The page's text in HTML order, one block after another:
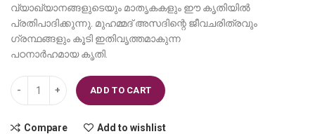
വ്യാഖ്യാനങ്ങളുടെയും മാതൃകകളും ഈ കൃതിയിൽ
പ്രതിപാദിക്കുന്നു. മുഹമ്മദ് അസദിന്റെ ജീവചരിത്രവും
ഗ്രന്ഥങ്ങളും കൂടി ഇതിവൃത്തമാകുന്ന
പഠനാർഹമായ കൃതി.
മുഹമ്മദ് അസദിന്റെ ഖുർആൻ വായന quantity
ADD TO CART
Compare Add to wishlist